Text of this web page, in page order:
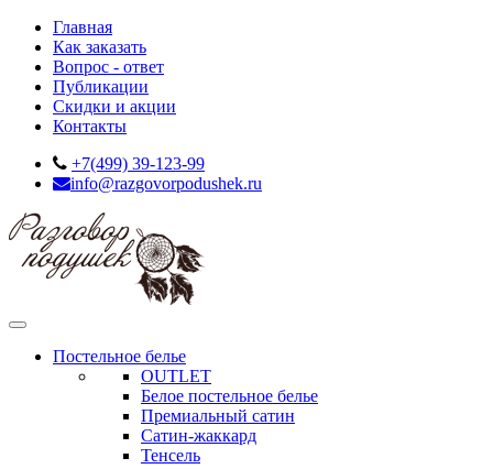
Главная
Как заказать
Вопрос - ответ
Публикации
Скидки и акции
Контакты
+7(499) 39-123-99
info@razgovorpodushek.ru
Постельное белье
OUTLET
Белое постельное белье
Премиальный сатин
Сатин-жаккард
Тенсель